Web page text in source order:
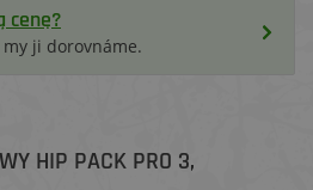
cenę?
ji dorovnáme.
HIP PACK PRO 3,